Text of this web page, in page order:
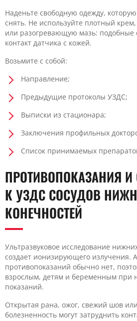
Наденьте свободную одежду,
снять. Не используйте плотный
или разогревающую мазь: подобные
контакт датчика с кожей.
Возьмите с собой:
Направление;
Предыдущие протоколы УЗДС;
Выписки из стационара;
Заключения профильных
Список принимаемых
ПРОТИВОПОКАЗАНИЯ
К УЗДС СОСУДОВ
КОНЕЧНОСТЕЙ
Ультразвуковое исследование
создает ионизирующего излучения.
противопоказаний обычно нет,
взрослым, детям и беременным при
показаний.
Открытая рана, ожог, свежий шов
болезненность могут затруднить